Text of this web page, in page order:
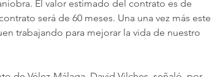
El valor estimado del contrato es de
será de 60 meses. Una una vez más este
trabajando para mejorar la vida de nuestro